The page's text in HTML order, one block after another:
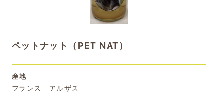
ペットナット（PET NAT）
産地
フランス アルザス